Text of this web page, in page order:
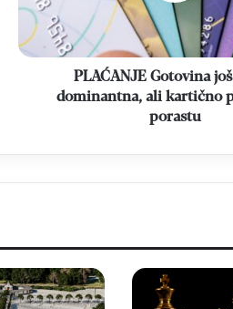
kartično
plaćanje
u
PLAĆANJE Gotovina
dominantna, ali kartično
porastu